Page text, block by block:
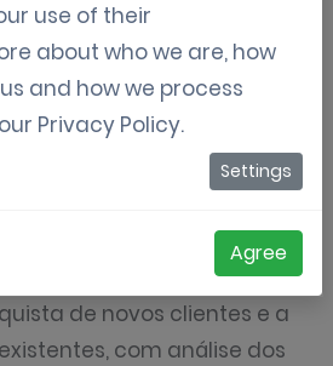
de
é uma plataforma
criar, distribuir e analisar
É ideal para o
e jogos interativos,
dos processos de
de novos clientes e a
com análise dos
use of their
about who we are, how
and how we process
Privacy Policy.
Settings
Agree